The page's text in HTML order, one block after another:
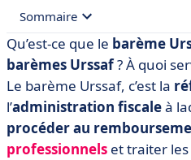
Sommaire
• Barème Urssaf repas
• Barème Urssaf
• Barème Urssaf mobilité
• Barème kilométrique
Qu’est-ce que le barème
barèmes Urssaf? À quoi
Le barème Urssaf, c’est la
l’administration fiscaleà
procéder au
professionnels et traiter